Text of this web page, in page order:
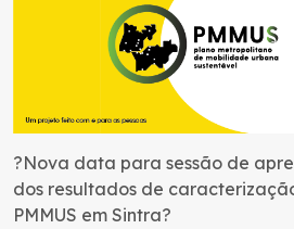
?Nova data para sessão de
dos resultados de
PMMUS em Sintra?